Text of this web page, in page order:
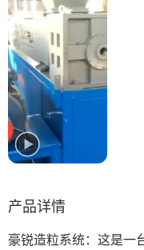
产品详情
豪锐造粒系统：这是一